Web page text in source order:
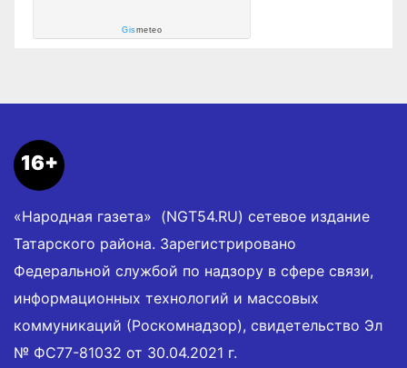
Gismeteo
16+
«Народная газета» (NGT54.RU) сетевое издание
Татарского района. Зарегистрировано
Федеральной службой по надзору в сфере связи,
информационных технологий и массовых
коммуникаций (Роскомнадзор), свидетельство Эл
№ ФС77-81032 от 30.04.2021 г.